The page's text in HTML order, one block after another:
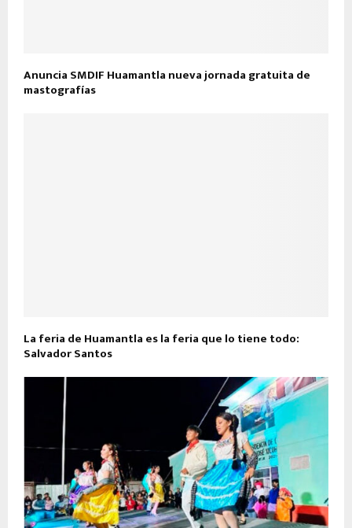
Anuncia SMDIF Huamantla nueva jornada gratuita de
mastografías
La feria de Huamantla es la feria que lo tiene todo:
Salvador Santos